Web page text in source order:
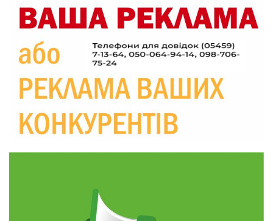
09:52
Родина Степаненків: від квітучого
30 лип
Пишіть листи самому собі, або як уникнути
маніпуляційбез конфліктів
19:29
30 лип
«Все закінчиться, приїду й одружуся…»: Пам’яті
26-річного Захисника Богдана Ємця (ВІДЕО)
20:06
Паливо по 100 грн та ризик дефіциту: чому в
Житлові сертифікати, підготовка до зими та
підтримка ВПО: підсумки засідання виконкому
Краснопільської селищної ради